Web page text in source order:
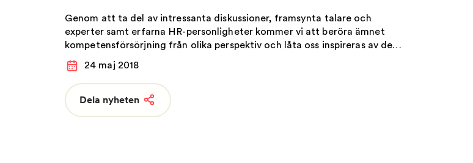
Genom att ta del av intressanta diskussioner, framsynta talare och
experter samt erfarna HR-personligheter kommer vi att beröra ämnet
kompetensförsörjning från olika perspektiv och låta oss inspireras av de
goda exemplen.
24 maj 2018
Dela nyheten